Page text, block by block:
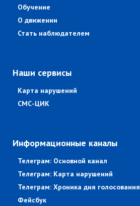
Обучение
О движении
Стать наблюдателем
Наши сервисы
Карта нарушений
СМС-ЦИК
Информационные каналы
Телеграм: Основной канал
Телеграм: Карта нарушений
Телеграм: Хроника дня голосования
Фейсбук